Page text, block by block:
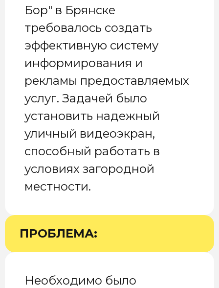
Бор" в Брянске
требовалось создать
эффективную систему
информирования и
рекламы предоставляемых
услуг. Задачей было
установить надежный
уличный видеоэкран,
способный работать в
условиях загородной
местности.
ПРОБЛЕМА:
Необходимо было